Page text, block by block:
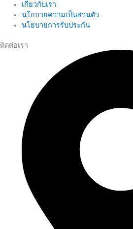
เกี่ยวกับเรา
นโยบายความเป็นส่วนตัว
นโยบายการรับประกัน
ติดต่อเรา